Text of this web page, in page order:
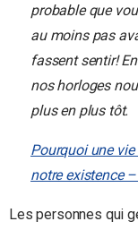
probable que
au moins pas
fassent sentir!
nos horloges
plus en plus tôt.
Pourquoi une
notre existence
Les personnes qui